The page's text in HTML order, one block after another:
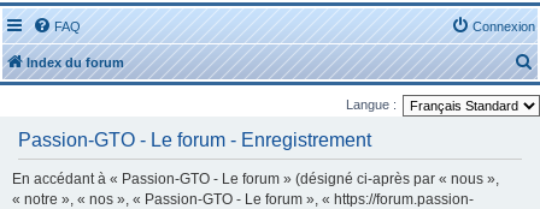
FAQ Connexion
Index du forum
e
c
Langue :
Passion-GTO - Le forum - Enregistrement
En accédant à « Passion-GTO - Le forum » (désigné ci-après par « nous »,
« notre », « nos », « Passion-GTO - Le forum », « https://forum.passion-